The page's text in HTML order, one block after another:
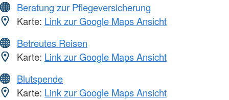
Beratung zur Pflegeversicherung
Karte: Link zur Google Maps Ansicht
Betreutes Reisen
Karte: Link zur Google Maps Ansicht
Blutspende
Karte: Link zur Google Maps Ansicht